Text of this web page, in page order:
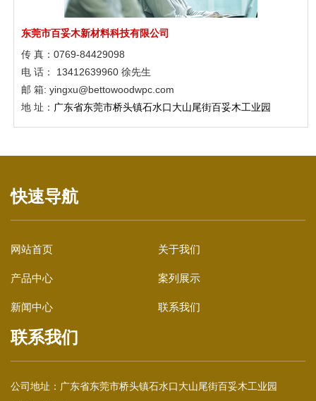
塑木格栅|户外塑木
塑木护栏|塑木围栏
东莞市百妥木新材料科技有限公司
传 真：0769-84429098
电 话： 13412639960 徐先生
邮 箱: yingxu@bettowoodwpc.com
地 址： 广东省东莞市桥头镇石水口大山尾街百妥木工业园
快速导航
网站首页 关于我们
产品中心 案列展示
新闻中心 联系我们
联系我们
公司地址： 广东省东莞市桥头镇石水口大山尾街百妥木工业园